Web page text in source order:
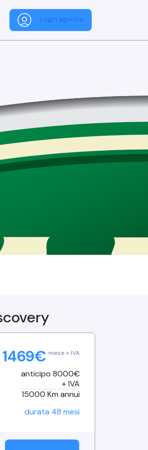
Login agenzie
e capacità off-road.
road
1469€ mese + IVA
anticipo 8000€
+ IVA
15000 Km annui
durata 48 mesi